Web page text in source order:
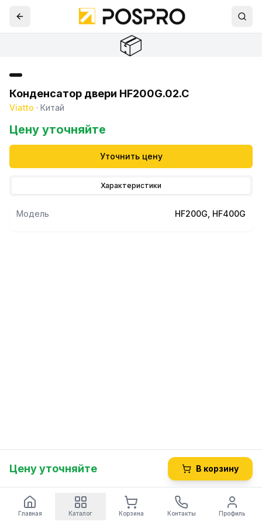
📦
Конденсатор двери HF200G.02.C
Viatto · Китай
Цену уточняйте
Уточнить цену
Характеристики
Модель HF200G, HF400G
Цену уточняйте В корзину
Главная Каталог Корзина Контакты Профиль